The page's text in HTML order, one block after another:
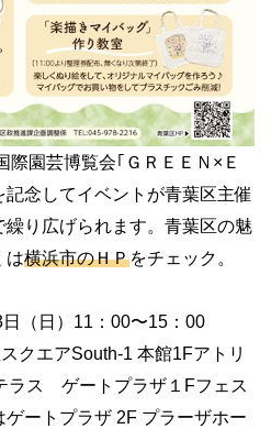
際園芸博覧会｢ＧＲＥＥＮ×Ｅ
記念してイベントが青葉区主催
り広げられます。青葉区の魅
は横浜市のＨＰをチェック。
（日）11：00〜15：00
クエアSouth-1 本館1Fアトリ
ラス ゲートプラザ１Fフェス
ートプラザ 2F プラーザホー